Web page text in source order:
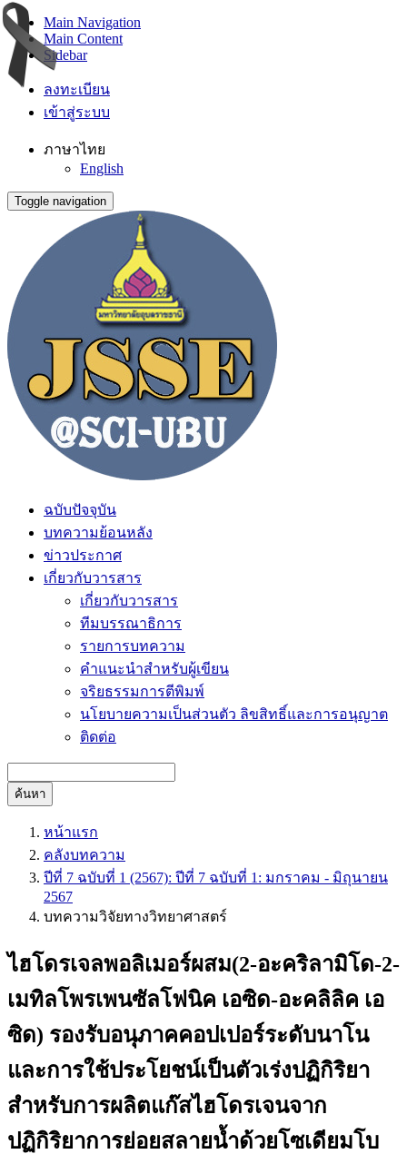
Main Navigation
Main Content
Sidebar
ลงทะเบียน
เข้าสู่ระบบ
ภาษาไทย
English
Toggle navigation
ฉบับปัจจุบัน
บทความย้อนหลัง
ข่าวประกาศ
เกี่ยวกับวารสาร
เกี่ยวกับวารสาร
ทีมบรรณาธิการ
รายการบทความ
คำแนะนำสำหรับผู้เขียน
จริยธรรมการตีพิมพ์
นโยบายความเป็นส่วนตัว ลิขสิทธิ์และการอนุญาต
ติดต่อ
ค้นหา
หน้าแรก
คลังบทความ
ปีที่ 7 ฉบับที่ 1 (2567): ปีที่ 7 ฉบับที่ 1: มกราคม - มิถุนายน
2567
บทความวิจัยทางวิทยาศาสตร์
ไฮโดรเจลพอลิเมอร์ผสม(2-อะคริลามิโด-2-
เมทิลโพรเพนซัลโฟนิค เอซิด-อะคลิลิค เอ
ซิด) รองรับอนุภาคคอปเปอร์ระดับนาโน
และการใช้ประโยชน์เป็นตัวเร่งปฏิกิริยา
สำหรับการผลิตแก๊สไฮโดรเจนจาก
ปฏิกิริยาการย่อยสลายน้ำด้วยโซเดียมโบ